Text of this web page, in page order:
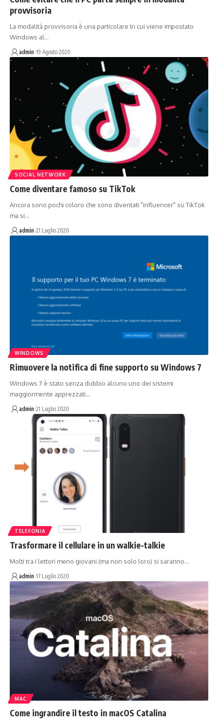
provvisoria
La modalità provvisoria è una particolare In cui viene impostato
Windows al…
admin 19 Agosto 2020
SOCIAL NETWORK
Come diventare famoso su TikTok
Ancora sono pochi coloro che sono diventati "influencer" su TikTok
ma si…
admin 21 Luglio 2020
WINDOWS
Rimuovere la notifica di fine supporto su Windows 7
Windows 7 è stato senza dubbio alcuno uno dei sistemi
maggiormente apprezzati…
admin 21 Luglio 2020
TELEFONIA
Trasformare il cellulare in un walkie-talkie
Molti tra i lettori meno giovani (ma non solo loro) si saranno…
admin 17 Luglio 2020
MAC
Come ingrandire il testo in macOS Catalina